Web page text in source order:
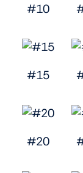
#10
#15
#20